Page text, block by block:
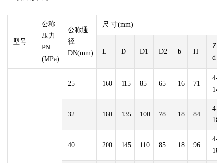
型号
公称
压力
PN
(MPa)
公称通
径
DN(mm)
尺 寸(mm)
L D D1 D2 b H
d
25 160 115 85 65 16 71
32 180 135 100 78 18 84
40 200 145 110 85 18 96